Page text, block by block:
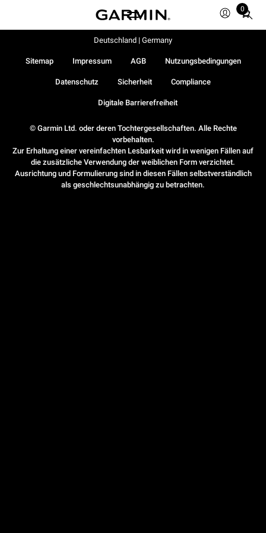
0
Total
© Garmin Ltd. oder deren Tochtergesellschaften. Alle Rechte
vorbehalten.
Zur Erhaltung einer vereinfachten Lesbarkeit wird in wenigen Fällen auf
die zusätzliche Verwendung der weiblichen Form verzichtet.
Ausrichtung und Formulierung sind in diesen Fällen selbstverständlich
als geschlechtsunabhängig zu betrachten.
Sitemap Impressum AGB Nutzungsbedingungen
Datenschutz Sicherheit Compliance
Digitale Barrierefreiheit
Deutschland | Germany